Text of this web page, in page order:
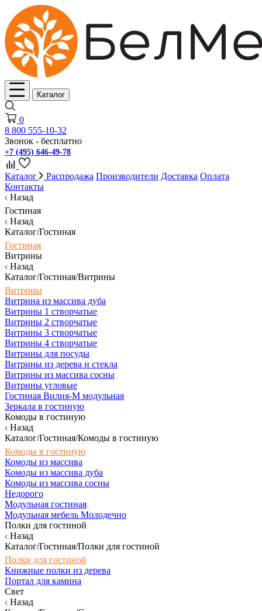
Каталог
0
8 800 555-10-32
Звонок - бесплатно
+7 (495) 646-49-78
Каталог Распродажа Производители Доставка Оплата
Контакты
Назад
Гостиная
Назад
Каталог/Гостиная
Гостиная
Витрины
Назад
Каталог/Гостиная/Витрины
Витрины
Витрина из массива дуба
Витрины 1 створчатые
Витрины 2 створчатые
Витрины 3 створчатые
Витрины 4 створчатые
Витрины для посуды
Витрины из дерева и стекла
Витрины из массива сосны
Витрины угловые
Гостиная Вилия-М модульная
Зеркала в гостиную
Комоды в гостиную
Назад
Каталог/Гостиная/Комоды в гостиную
Комоды в гостиную
Комоды из массива
Комоды из массива дуба
Комоды из массива сосны
Недорого
Модульная гостиная
Модульная мебель Молодечно
Полки для гостиной
Назад
Каталог/Гостиная/Полки для гостиной
Полки для гостиной
Книжные полки из дерева
Портал для камина
Свет
Назад